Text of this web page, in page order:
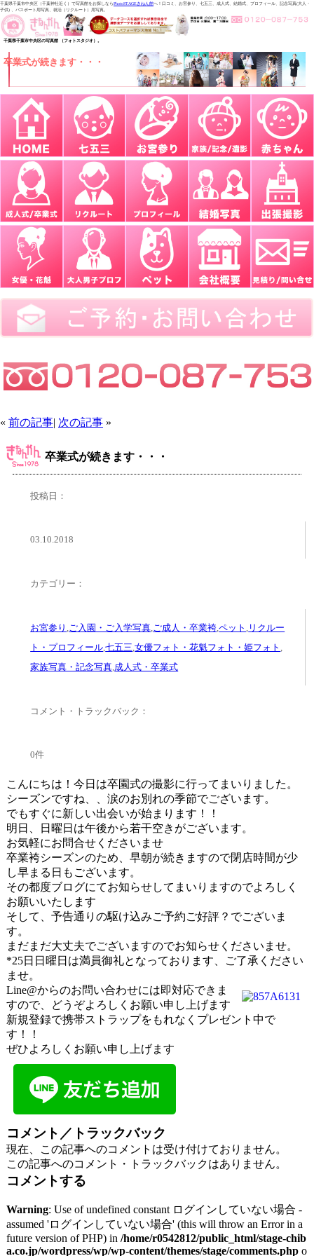
千葉県千葉市中央区（千葉神社近く）で写真館をお探しならPhotoSTAGEきねん館へ！口コミ、お宮参り、七五三、成人式、結婚式、プロフィール、記念写真(大人・
子供) 、パスポート用写真、就活（リクルート）用写真。
千葉県千葉市中央区の写真館 （フォトスタジオ）。
卒業式が続きます・・・
« 前の記事| 次の記事 »
卒業式が続きます・・・
投稿日：
03.10.2018
カテゴリー：
お宮参り ,ご入園・ご入学写真,ご成人・卒業袴,ペット , リクルー
ト・プロフィール,七五三,女優フォト・花魁フォト・姫フォト ,
家族写真・記念写真,成人式・卒業式
コメント・トラックバック：
0件
こんにちは！今日は卒園式の撮影に行ってまいりました。
シーズンですね、、涙のお別れの季節でございます。
でもすぐに新しい出会いが始まります！！
明日、日曜日は午後から若干空きがございます。
お気軽にお問合せくださいませ
卒業袴シーズンのため、早朝が続きますので閉店時間が少
し早まる日もございます。
その都度ブログにてお知らせしてまいりますのでよろしく
お願いいたします
そして、予告通りの駆け込みご予約ご好評？でございま
す。
まだまだ大丈夫でございますのでお知らせくださいませ。
*25日日曜日は満員御礼となっております、ご了承ください
ませ。
Line@からのお問い合わせには即対応できま
すので、どうぞよろしくお願い申し上げます
新規登録で携帯ストラップをもれなくプレゼント中で
す！！
ぜひよろしくお願い申し上げます
コメント／トラックバック
現在、この記事へのコメントは受け付けておりません。
この記事へのコメント・トラックバックはありません。
コメントする
Warning: Use of undefined constant ログインしていない場合 -
assumed 'ログインしていない場合' (this will throw an Error in a
future version of PHP) in /home/r0542812/public_html/stage-chib
a.co.jp/wordpress/wp/wp-content/themes/stage/comments.phpo